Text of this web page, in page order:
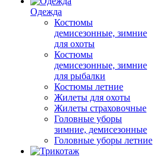
Одежда
Костюмы
демисезонные, зимние
для охоты
Костюмы
демисезонные, зимние
для рыбалки
Костюмы летние
Жилеты для охоты
Жилеты страховочные
Головные уборы
зимние, демисезонные
Головные уборы летние